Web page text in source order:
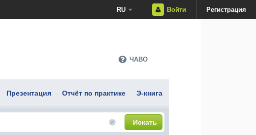
RU Войти Регистрация
ЧАВО
Презентация Отчёт по практике Э-книга
Искать